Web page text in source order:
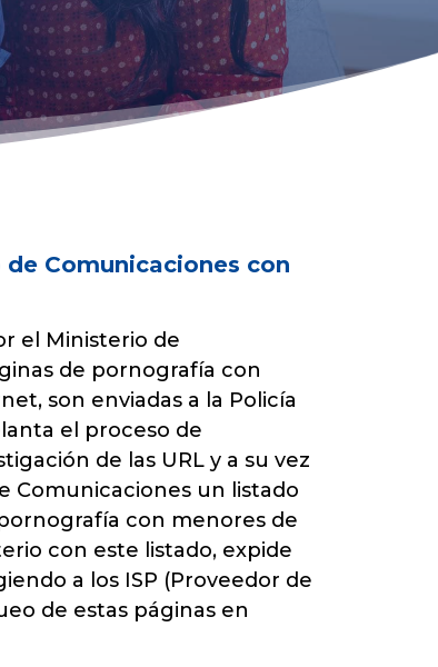
Comunicaciones con
el Ministerio de
de pornografía con
son enviadas a la Policía
el proceso de
de las URL y a su vez
Comunicaciones un listado
con menores de
con este listado, expide
a los ISP (Proveedor de
de estas páginas en